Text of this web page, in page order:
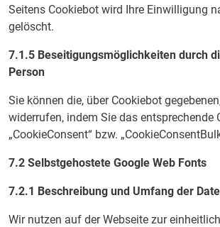
Seitens Cookiebot wird Ihre Einwilligung
gelöscht.
7.1.5 Beseitigungsmöglichkeiten durch
Person
Sie können die, über Cookiebot
widerrufen, indem Sie das entsprechende
„CookieConsent“ bzw.
7.2 Selbstgehostete Google Web Fonts
7.2.1 Beschreibung und Umfang der
Wir nutzen auf der Webseite zur